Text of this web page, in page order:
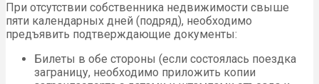
При отсутствии собственника недвижимости свыше
пяти календарных дней (подряд), необходимо
предъявить подтверждающие документы:
Билеты в обе стороны (если состоялась поездка
заграницу, необходимо приложить копии